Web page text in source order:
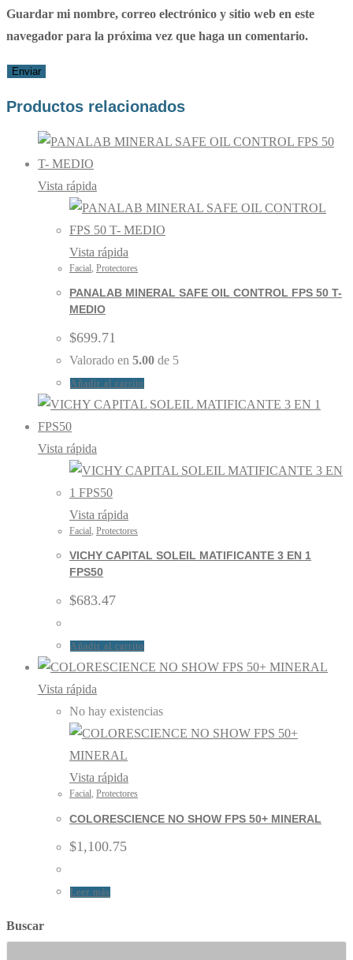
Guardar mi nombre, correo electrónico y sitio web en este
navegador para la próxima vez que haga un comentario.
Productos relacionados
Vista rápida
Vista rápida
Facial Protectores
PANALAB MINERAL SAFE OIL CONTROL FPS 50 T-
MEDIO
$699.71
Valorado en 5.00 de 5
Añadir al carrito
Vista rápida
Vista rápida
Facial, Protectores
VICHY CAPITAL SOLEIL MATIFICANTE 3 EN 1
FPS50
$683.47
Añadir al carrito
Vista rápida
No hay existencias
Vista rápida
Facial, Protectores
COLORESCIENCE NO SHOW FPS 50+ MINERAL
$1,100.75
Leer más
Buscar